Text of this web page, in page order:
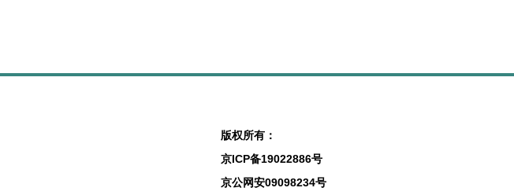
版权所有：
京ICP备19022886号
京公网安09098234号